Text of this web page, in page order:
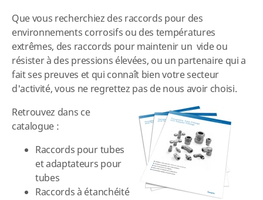
Que vous recherchiez des raccords pour des
environnements corrosifs ou des températures
extrêmes, des raccords pour maintenir un vide ou
résister à des pressions élevées, ou un partenaire qui a
fait ses preuves et qui connaît bien votre secteur
d'activité, vous ne regrettez pas de nous avoir choisi.
Retrouvez dans ce
catalogue :
Raccords pour tubes
et adaptateurs pour
tubes
Raccords à étanchéité